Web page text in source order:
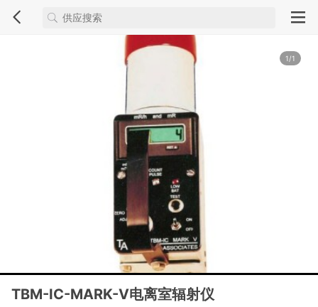
1/1
TBM-IC-MARK-V电离室辐射仪